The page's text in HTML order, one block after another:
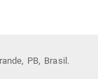
PB, Brasil.